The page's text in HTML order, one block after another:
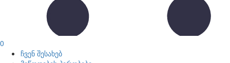
0
ჩვენ შესახებ